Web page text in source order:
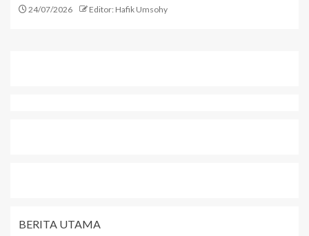
24/07/2026 Editor: Hafik Umsohy
BERITA UTAMA